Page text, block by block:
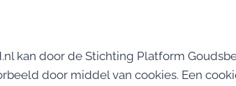
kan door de Stichting Platform
door middel van cookies. Een